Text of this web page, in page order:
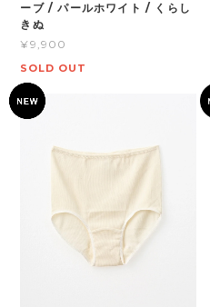
ーブ / パールホワイト / くらし
きぬ
¥9,900
SOLD OUT